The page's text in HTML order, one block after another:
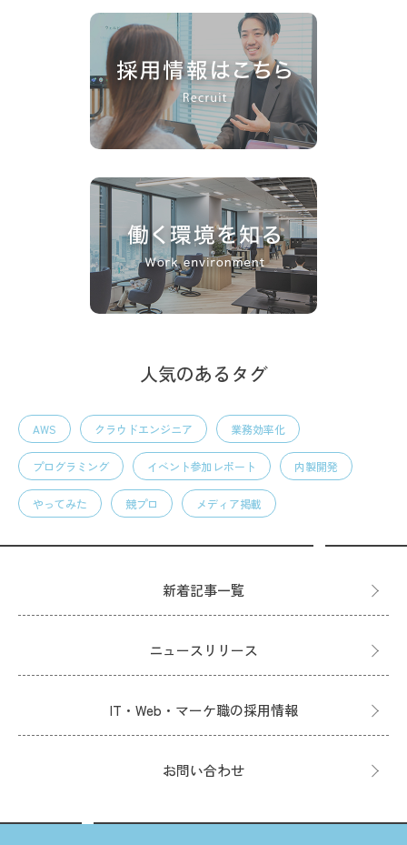
人気のあるタグ
AWS クラウドエンジニア 業務効率化
プログラミング イベント参加レポート 内製開発
やってみた 競プロ メディア掲載
新着記事一覧
ニュースリリース
IT・Web・マーケ職の採用情報
お問い合わせ